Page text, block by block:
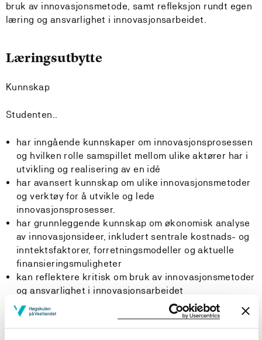
bruk av innovasjonsmetode, samt refleksjon rundt egen
læring og ansvarlighet i innovasjonsarbeidet.
Læringsutbytte
Kunnskap
Studenten..
har inngående kunnskaper om innovasjonsprosessen
og hvilken rolle samspillet mellom ulike aktører har i
utvikling og realisering av en idé
har avansert kunnskap om ulike innovasjonsmetoder
og verktøy for å utvikle og lede
innovasjonsprosesser.
har grunnleggende kunnskap om økonomisk analyse
av innovasjonsideer, inkludert sentrale kostnads- og
inntektsfaktorer, forretningsmodeller og aktuelle
finansieringsmuligheter
kan reflektere kritisk om bruk av innovasjonsmetoder
og ansvarlighet i innovasjonsarbeidet
Ferdigheter